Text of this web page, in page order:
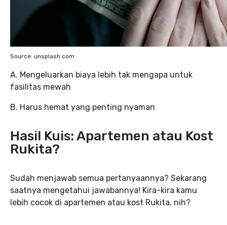
Source: unsplash.com
A. Mengeluarkan biaya lebih tak mengapa untuk
fasilitas mewah
B. Harus hemat yang penting nyaman
Hasil Kuis: Apartemen atau Kost
Rukita?
Sudah menjawab semua pertanyaannya? Sekarang
saatnya mengetahui jawabannya! Kira-kira kamu
lebih cocok di apartemen atau kost Rukita, nih?